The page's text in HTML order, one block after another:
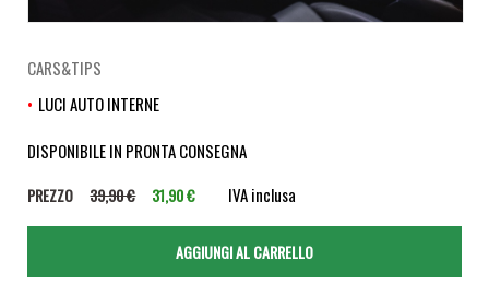
CARS&TIPS
LUCI AUTO INTERNE
DISPONIBILE IN PRONTA CONSEGNA
PREZZO 39,90 € 31,90 € IVA inclusa